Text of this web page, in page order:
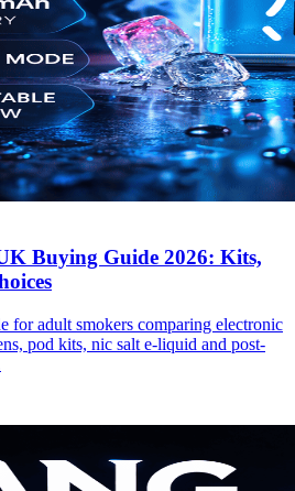
Buying Guide 2026: Kits,
for adult smokers comparing electronic
pod kits, nic salt e-liquid and post-